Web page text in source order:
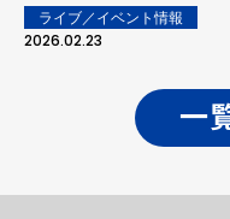
ライブ／イベント情報
2026.02.23
一